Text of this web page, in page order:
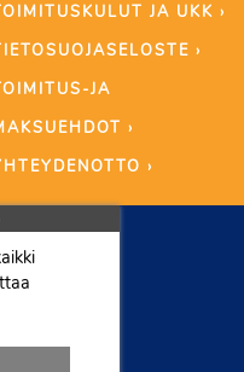
JA UKK ›
›
JA
›
›